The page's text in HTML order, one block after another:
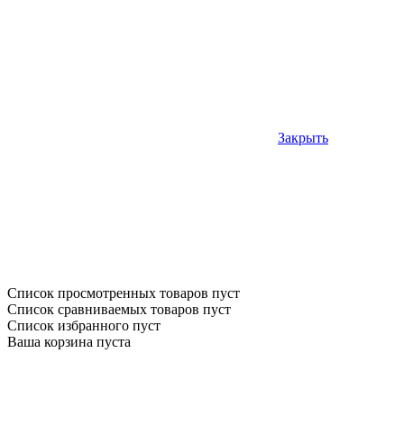
Закрыть
Список просмотренных товаров пуст
Список сравниваемых товаров пуст
Список избранного пуст
Ваша корзина пуста